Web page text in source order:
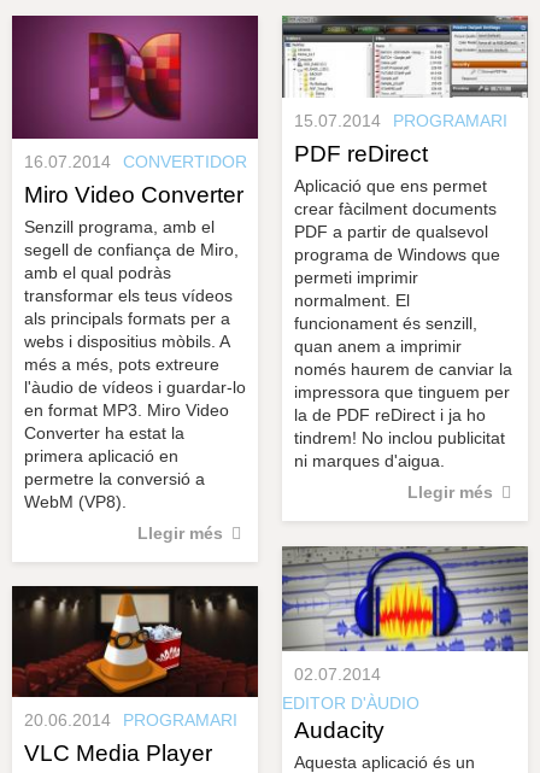
a
u
l
c
l
u
16.07.2014 CONVERTIDOR
Miro Video Converter
Senzill programa, amb el
segell de confiança de Miro,
amb el qual podràs
transformar els teus vídeos
als principals formats per a
webs i dispositius mòbils. A
més a més, pots extreure
l'àudio de vídeos i guardar-lo
en format MP3. Miro Video
Converter ha estat la
primera aplicació en
permetre la conversió a
WebM (VP8).
Llegir més
15.07.2014 PROGRAMARI
PDF reDirect
Aplicació que ens permet
crear fàcilment documents
PDF a partir de qualsevol
programa de Windows que
permeti imprimir
normalment. El
funcionament és senzill,
quan anem a imprimir
només haurem de canviar la
impressora que tinguem per
la de PDF reDirect i ja ho
tindrem! No inclou publicitat
ni marques d'aigua.
Llegir més
02.07.2014
EDITOR D'ÀUDIO
Audacity
Aquesta aplicació és un
20.06.2014 PROGRAMARI
VLC Media Player